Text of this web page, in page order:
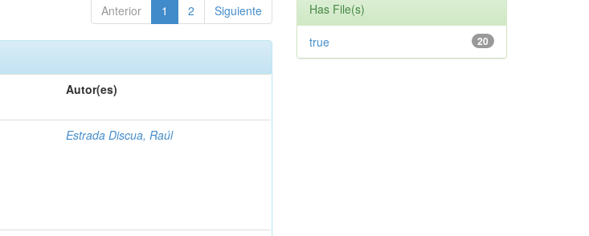
Anterior 1 2 Siguiente
Autor(es)
Estrada Discua, Raúl
Has File(s)
20
true